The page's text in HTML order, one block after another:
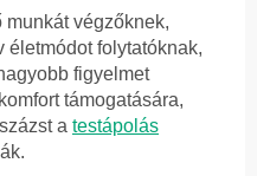
végzőknek,
életmódot folytatóknak,
figyelmet
támogatására,
a testápolás